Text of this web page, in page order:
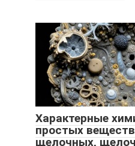
Характерные
простых
щелочных,